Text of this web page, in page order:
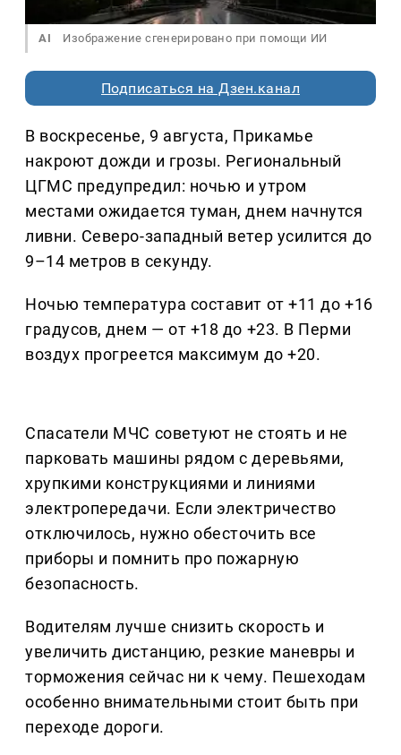
AI Изображение сгенерировано при помощи ИИ
Подписаться на Дзен.канал
В воскресенье, 9 августа, Прикамье
накроют дожди и грозы. Региональный
ЦГМС предупредил: ночью и утром
местами ожидается туман, днем начнутся
ливни. Северо-западный ветер усилится до
9–14 метров в секунду.
Ночью температура составит от +11 до +16
градусов, днем — от +18 до +23. В Перми
воздух прогреется максимум до +20.
Спасатели МЧС советуют не стоять и не
парковать машины рядом с деревьями,
хрупкими конструкциями и линиями
электропередачи. Если электричество
отключилось, нужно обесточить все
приборы и помнить про пожарную
безопасность.
Водителям лучше снизить скорость и
увеличить дистанцию, резкие маневры и
торможения сейчас ни к чему. Пешеходам
особенно внимательными стоит быть при
переходе дороги.